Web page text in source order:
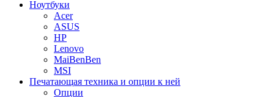
Ноутбуки
Acer
ASUS
HP
Lenovo
MaiBenBen
MSI
Печатающая техника и опции к ней
Опции